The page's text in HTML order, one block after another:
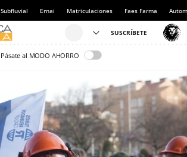
Subfluvial Ernai Matriculaciones Faes Farma
Pásate al MODO AHORRO